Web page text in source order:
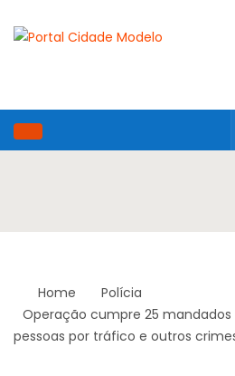
Home
Polícia
Operação cumpre 25 mandados
pessoas por tráfico e outros